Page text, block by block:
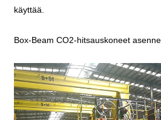
käyttää.
Box-Beam CO2-hitsauskoneet